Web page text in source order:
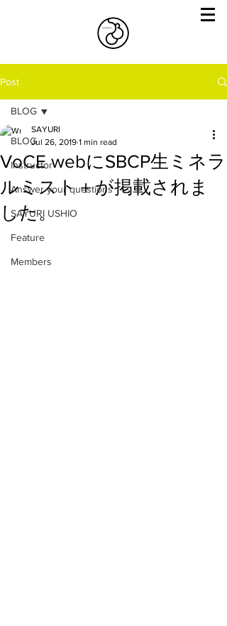
Post
BLOG
Instructor
Answer your questions
SAYURI USHIO
Feature
Members
BLOG
VoCE webにSBCP生ミネラ
ルミスト＋が掲載されま
した。
SAYURI
Jul 26, 2019 1 min read